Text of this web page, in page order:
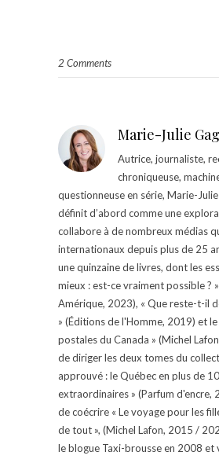
2 Comments
Marie-Julie
Autrice, journaliste,
chroniqueuse,
questionneuse en série, Marie-
définit d’abord comme une
collabore à de nombreux médias
internationaux depuis plus de 25
une quinzaine de livres, dont les
mieux : est-ce vraiment possible ?
Amérique, 2023), « Que reste-t-il
» (Éditions de l'Homme, 2019) et
postales du Canada » (Michel
de diriger les deux tomes du
approuvé : le Québec en plus de
extraordinaires » (Parfum d'encre,
de coécrire « Le voyage pour les
de tout », (Michel Lafon, 2015 /
le blogue Taxi-brousse en 2008 et